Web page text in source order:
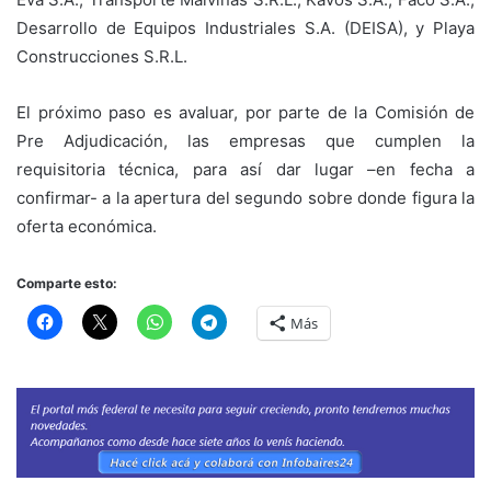
Desarrollo de Equipos Industriales S.A. (DEISA), y Playa
Construcciones S.R.L.
El próximo paso es avaluar, por parte de la Comisión de
Pre Adjudicación, las empresas que cumplen la
requisitoria técnica, para así dar lugar –en fecha a
confirmar- a la apertura del segundo sobre donde figura la
oferta económica.
Comparte esto:
Más